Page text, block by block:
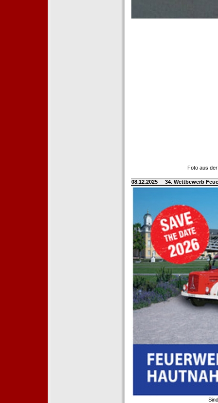
Foto aus
08.12.2025 34. Wettbewerb